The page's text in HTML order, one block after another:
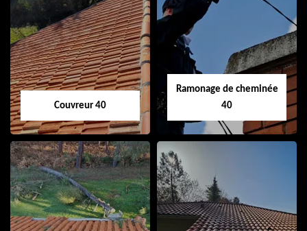
Couvreur 40
Couvreur 40
Ramonage de cheminée
40
Ramonage de
cheminée 40